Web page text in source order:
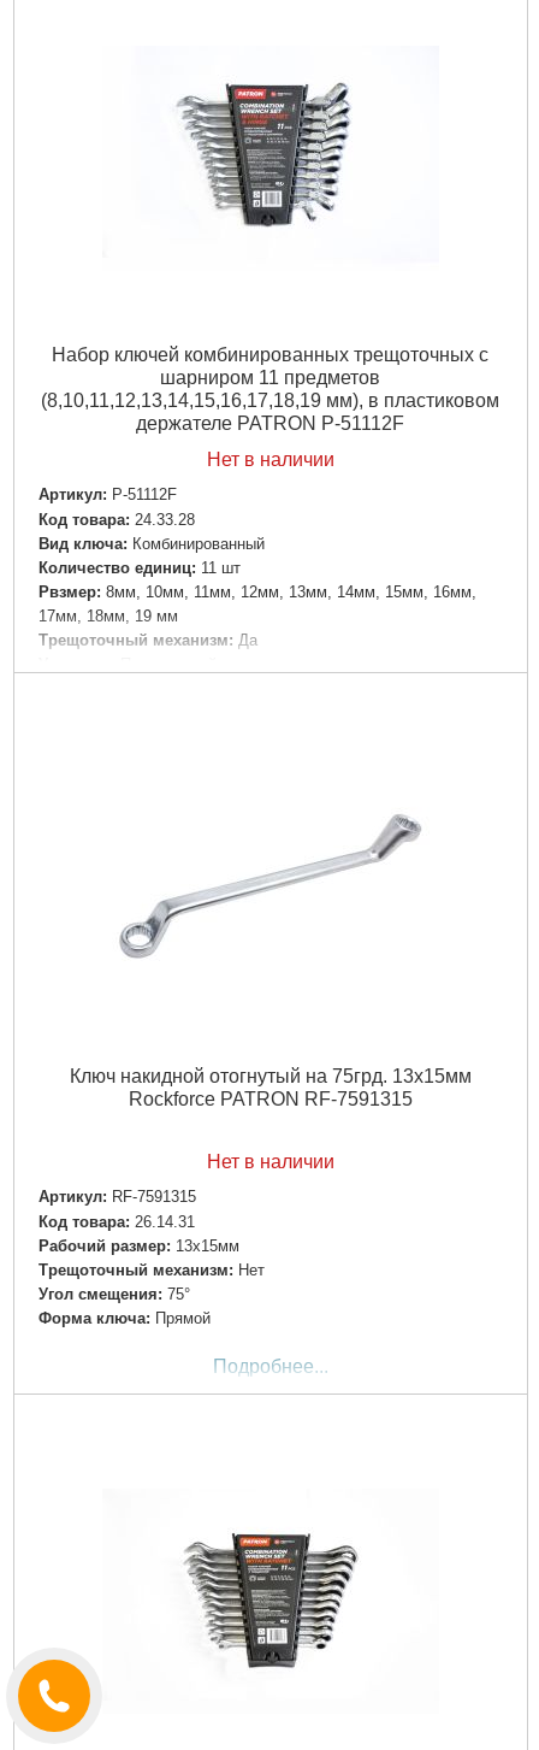
Подробнее...
Набор ключей комбинированных трещоточных с
шарниром 11 предметов
(8,10,11,12,13,14,15,16,17,18,19 мм), в пластиковом
держателе PATRON P-51112F
Нет в наличии
Артикул: P-51112F
Код товара: 24.33.28
Вид ключа: Комбинированный
Количество единиц: 11 шт
Рвзмер: 8мм, 10мм, 11мм, 12мм, 13мм, 14мм, 15мм, 16мм,
17мм, 18мм, 19 мм
Трещоточный механизм: Да
Ключ накидной отогнутый на 75грд. 13х15мм
Rockforce PATRON RF-7591315
Нет в наличии
Артикул: RF-7591315
Код товара: 26.14.31
Рабочий размер: 13х15мм
Трещоточный механизм: Нет
Угол смещения: 75°
Форма ключа: Прямой
Подробнее...